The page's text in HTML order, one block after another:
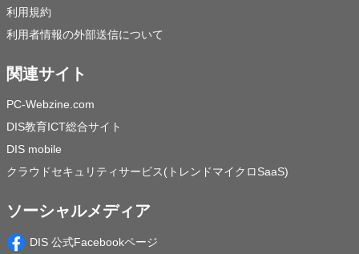
利用規約
利用者情報の外部送信について
関連サイト
PC-Webzine.com
DIS教育ICT総合サイト
DIS mobile
クラウドセキュリティサービス(トレンドマイクロSaaS)
ソーシャルメディア
DIS 公式Facebookページ